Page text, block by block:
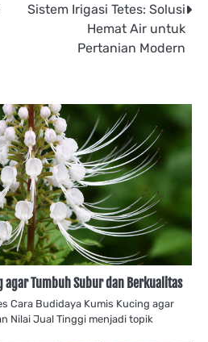
Sistem Irigasi Tetes: Solusi
Hemat Air untuk
Pertanian Modern
agar Tumbuh Subur dan Berkualitas
Cara Budidaya Kumis Kucing agar
Nilai Jual Tinggi menjadi topik